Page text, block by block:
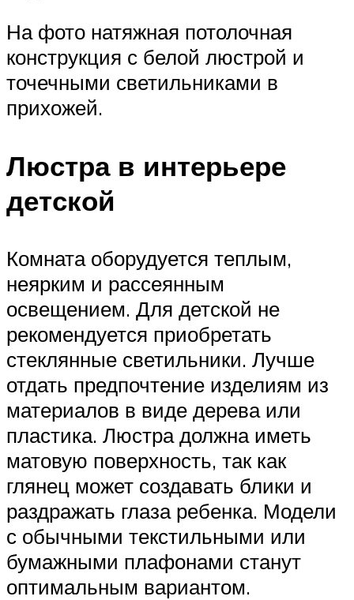
На фото натяжная потолочная
конструкция с белой люстрой и
точечными светильниками в
прихожей.
Люстра в интерьере
детской
Комната оборудуется теплым,
неярким и рассеянным
освещением. Для детской не
рекомендуется приобретать
стеклянные светильники. Лучше
отдать предпочтение изделиям из
материалов в виде дерева или
пластика. Люстра должна иметь
матовую поверхность, так как
глянец может создавать блики и
раздражать глаза ребенка. Модели
с обычными текстильными или
бумажными плафонами станут
оптимальным вариантом.